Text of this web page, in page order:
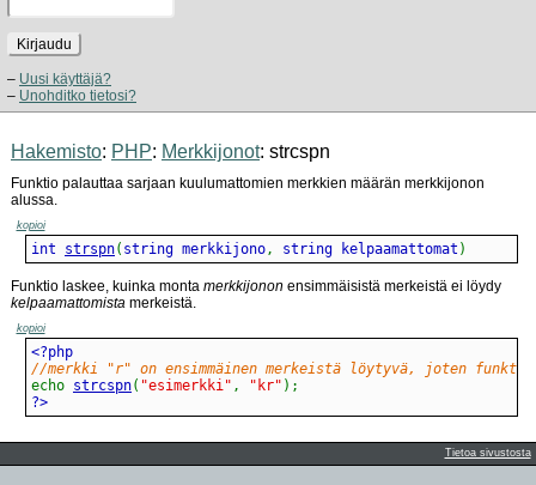
Kirjaudu
Uusi käyttäjä?
Unohditko tietosi?
Hakemisto: PHP: Merkkijonot: strcspn
Funktio palauttaa sarjaan kuulumattomien merkkien määrän merkkijonon
alussa.
kopioi
int strspn( string merkkijono, string kelpaamattomat )
Funktio laskee, kuinka monta merkkijonon ensimmäisistä merkeistä ei löydy
kelpaamattomista merkeistä.
kopioi
//merkki "r" on ensimmäinen merkeistä löytyvä, joten
echo strcspn( "esimerkki" , "kr" ) ;
?>
Tietoa sivustosta